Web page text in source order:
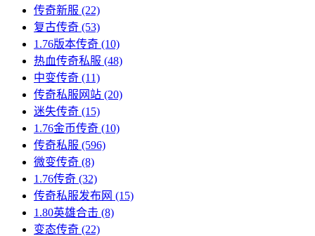
传奇新服 (22)
复古传奇 (53)
1.76版本传奇 (10)
热血传奇私服 (48)
中变传奇 (11)
传奇私服网站 (20)
迷失传奇 (15)
1.76金币传奇 (10)
传奇私服 (596)
微变传奇 (8)
1.76传奇 (32)
传奇私服发布网 (15)
1.80英雄合击 (8)
变态传奇 (22)